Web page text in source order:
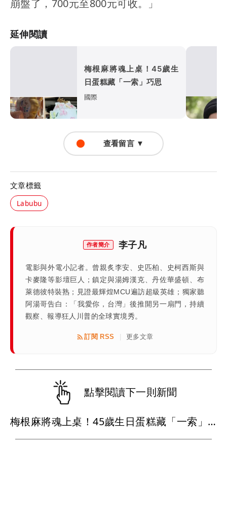
崩盤了，700元至800元可收。」
延伸閱讀
梅根麻將魂上桌！45歲生
日蛋糕藏「一索」巧思
國際
查看留言 ▼
文章標籤
Labubu
作者簡介 李子凡
電影與外電小記者。曾親炙李安、史匹柏、史柯西斯與
卡麥隆等影壇巨人；鎮定與湯姆漢克、丹佐華盛頓、布
萊德彼特裝熟；見證最輝煌MCU遍訪超級英雄；獨家聽
阿湯哥告白：「我愛你，台灣」後推開另一扇門，持續
觀察、報導狂人川普的全球實境秀。
訂閱 RSS 更多文章
點擊閱讀下一則新聞
梅根麻將魂上桌！45歲生日蛋糕藏「一索」巧思